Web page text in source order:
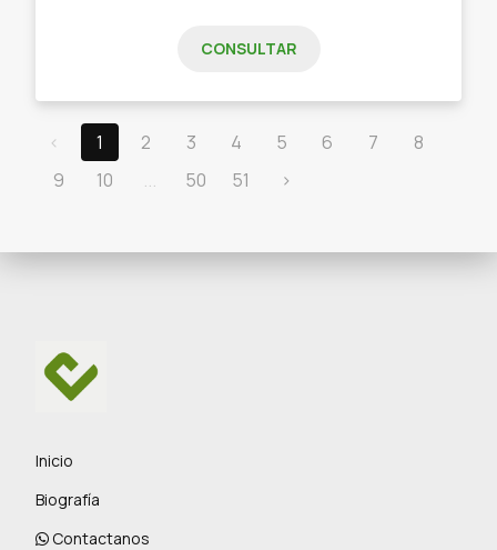
CONSULTAR
‹ 1 2 3 4 5 6 7
8
9
10 ... 50 51 ›
Inicio
Biografía
Contactanos